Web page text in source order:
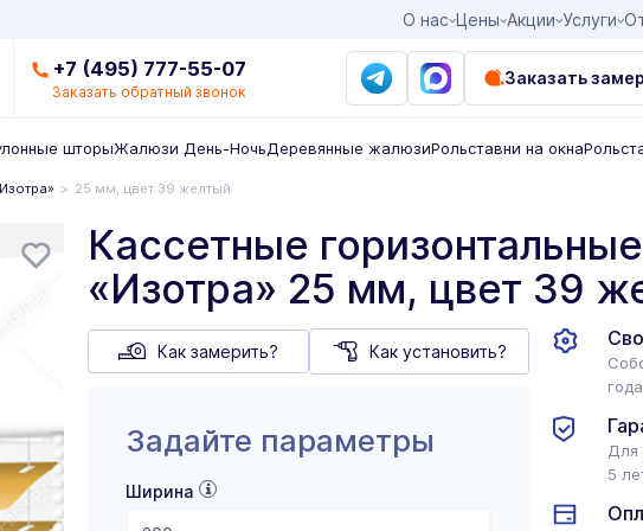
О нас Цены Акции Услуги
+7 (495) 777-55-07
Заказать обратный звонок
Заказать замер
шторыЖалюзи День-НочьДеревянные жалюзиРольставни на окна
25 мм, цвет 39 желтый
Кассетные
«Изотра» 25 мм, цвет 39
Как замерить? Как установить?
Задайте параметры
Ширина
Для
5